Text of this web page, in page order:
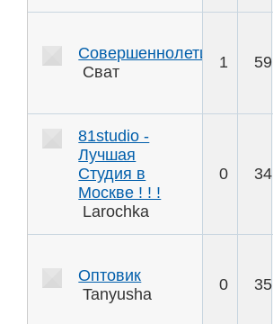
Совершеннолетие
Сват
1 59
81studio -
Лучшая
Студия в
Москве ! ! !
Larochka
0 34
Оптовик
Tanyusha
0 35